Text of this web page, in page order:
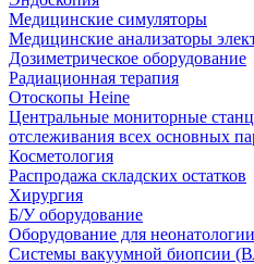
Медицинские симуляторы
Медицинские анализаторы
Дозиметрическое оборудование
Радиационная терапия
Отоскопы Heine
Центральные мониторные
отслеживания всех основных
Косметология
Распродажа складских остатков
Хирургия
Б/У оборудование
Оборудование для неонатологии
Системы вакуумной биопсии